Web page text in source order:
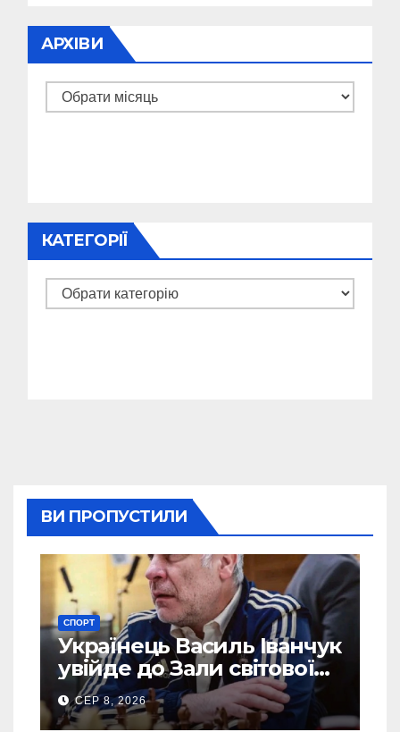
АРХІВИ
Архіви
КАТЕГОРІЇ
Категорії
ВИ ПРОПУСТИЛИ
СПОРТ
Українець Василь Іванчук
увійде до Зали світової
шахової слави
СЕР 8, 2026